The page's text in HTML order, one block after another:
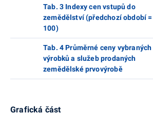
Tab. 3 Indexy cen vstupů do
zemědělství (předchozí období =
100)
Tab. 4 Průměrné ceny vybraných
výrobků a služeb prodaných
zemědělské prvovýrobě
Grafická část